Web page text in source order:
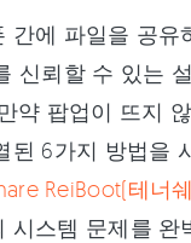
간에 파일을 공유
신뢰할 수 있는
약 팝업이 뜨지
된 6가지 방법을
ReiBoot(테너
시스템 문제를 완